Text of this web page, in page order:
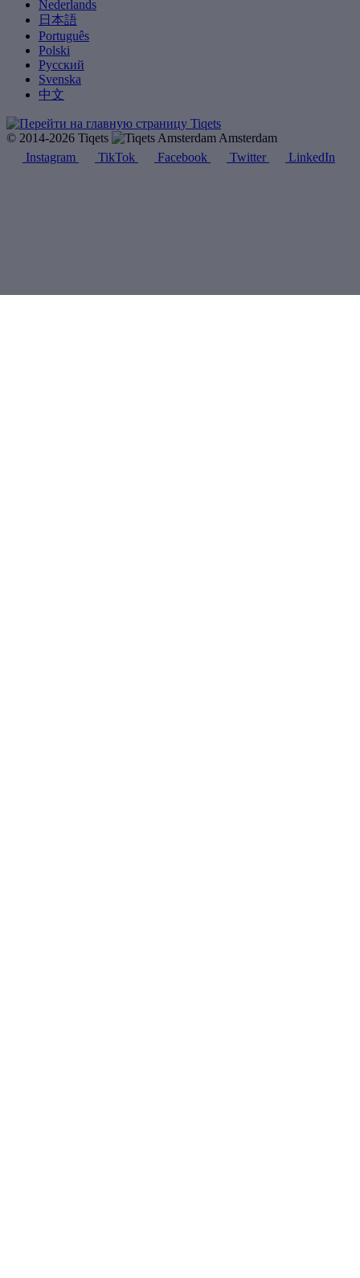
Nederlands
日本語
Português
Polski
Русский
Svenska
中文
© 2014-2026 Tiqets
Amsterdam
Instagram
TikTok Facebook Twitter LinkedIn